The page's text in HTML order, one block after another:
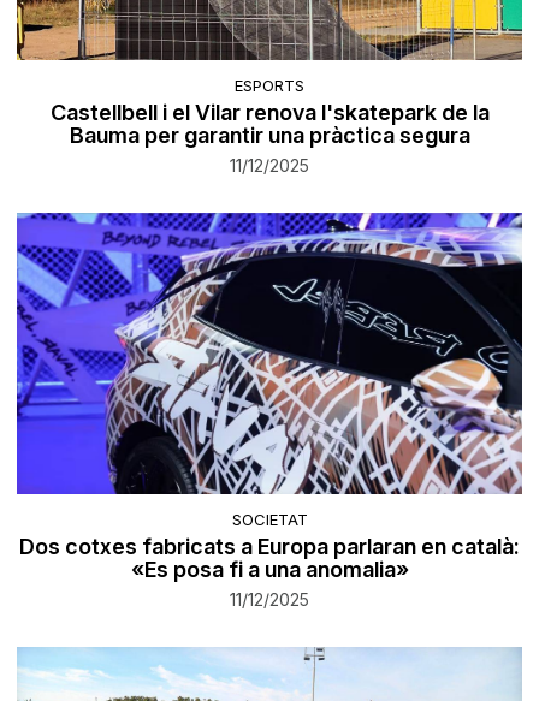
ESPORTS
Castellbell i el Vilar renova l'skatepark de la
Bauma per garantir una pràctica segura
11/12/2025
SOCIETAT
Dos cotxes fabricats a Europa parlaran en català:
«Es posa fi a una anomalia»
11/12/2025